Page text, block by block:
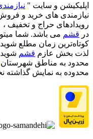
اپلیکیشن و سایت "
نیازمندی های خرید و
رویدادهای حراج و
در قشم می باشد. شما
کوتاه‌ترین زمان مطلع شوید
لذت بخش عازم قشم
محدود به مناطق شهرستان
محدوده به نمایش گذاشته